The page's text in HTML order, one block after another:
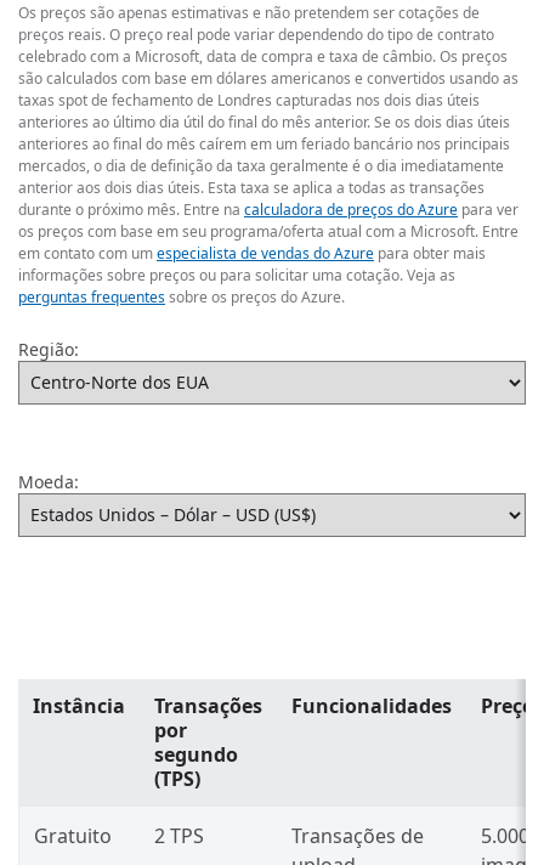
Os preços são apenas estimativas e não pretendem ser cotações de
preços reais. O preço real pode variar dependendo do tipo de contrato
celebrado com a Microsoft, data de compra e taxa de câmbio. Os preços
são calculados com base em dólares americanos e convertidos usando as
taxas spot de fechamento de Londres capturadas nos dois dias úteis
anteriores ao último dia útil do final do mês anterior. Se os dois dias úteis
anteriores ao final do mês caírem em um feriado bancário nos principais
mercados, o dia de definição da taxa geralmente é o dia imediatamente
anterior aos dois dias úteis. Esta taxa se aplica a todas as transações
durante o próximo mês. Entre na calculadora de preços do Azure para ver
os preços com base em seu programa/oferta atual com a Microsoft. Entre
em contato com umespecialista de vendas do Azure para obter mais
informações sobre preços ou para solicitar uma cotação. Veja as
perguntas frequentessobre os preços do Azure.
Região:
Moeda:
Instância
Transações
por
segundo
(TPS)
Funcionalidades Preço
Gratuito 2 TPS
Transações de
5.000